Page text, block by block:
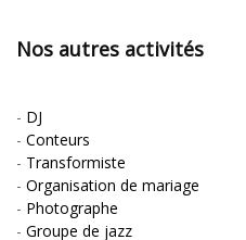
Nos autres activités
- DJ
- Conteurs
- Transformiste
- Organisation de mariage
- Photographe
- Groupe de jazz